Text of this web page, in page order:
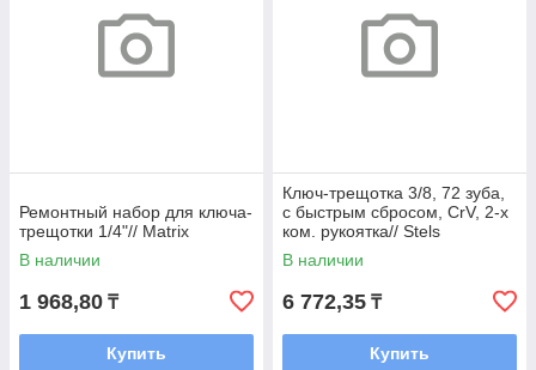
Ремонтный набор для ключа-
трещотки 1/4"// Matrix
В наличии
1 968,80 ₸
Купить
Ключ-трещотка 3/8, 72 зуба,
с быстрым сбросом, CrV, 2-х
ком. рукоятка// Stels
В наличии
6 772,35 ₸
Купить